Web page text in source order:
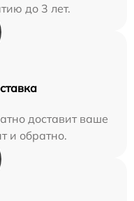
до 3 лет.
доставит ваше
и обратно.